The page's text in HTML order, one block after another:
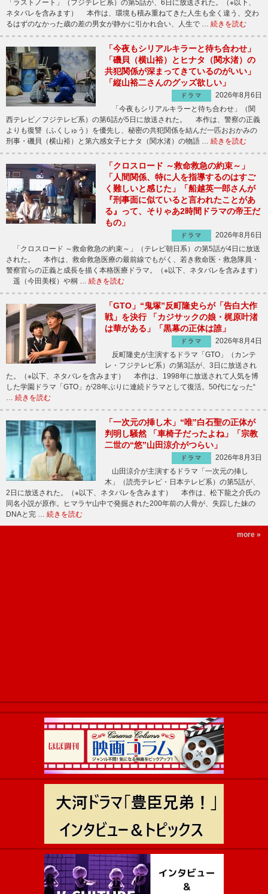
「ラストノート」（フジテレビ系）の第5話が、6日に放送された。（※以下、
ネタバレを含みます） 本作は、環境も積み重ねてきた人生も全く違う、交わ
るはずのなかった歳の差の男女が静かに引かれ合い、人生で … 続きを読む
「今夜もシリアルキラーと待ち合わせ」
「磯貝（横山裕）とヒナタ（関水渚）の
共犯関係が深まってきているのがいい」
「縦山裕二さんのグッズ欲しい」
ドラマ
2026年8月6日
「今夜もシリアルキラーと待ち合わせ」（関
西テレビ／フジテレビ系）の第6話が5日に放送された。 本作は、警察の正義
よりも復讐（ふくしゅう）を優先し、秘密の共犯関係を結んだ一匹おおかみの
刑事・磯貝（横山裕）と第六感女子ヒナタ（関水渚）の物語 … 続きを読む
「クロスロード ～救命救急の約束～」
「人間関係、特に人を指導するのはすご
く難しいと感じた」「船越英一郎さんが
『刑事面に似ていると言われたことがあ
る』って、そりゃあ2時間ドラマの帝王だ
もの」
ドラマ
2026年8月6日
「クロスロード ～救命救急の約束～」（テレビ朝日系）の第5話が4日に放送
された。 本作は、救命救急医療の最前線でもがく、若き救命医・救急隊員・
警察官らの正義と成長を描く本格医療ドラマ。（※以下、ネタバレを含みます）
遥（今田美桜）や桐 … 続きを読む
「GTO」“鬼塚”反町隆史らが「告白大作
戦」を決行 「カジサックの娘・梶原叶渚
は華がある」「黒幕の正体は誰」
ドラマ
2026年8月4日
反町隆史が主演するドラマ「GTO」（カンテ
レ・フジテレビ系）の第3話が、3日に放送され
た。（※以下、ネタバレを含みます） 本作は、1998年に放送されて人気を博
した学園ドラマ「GTO」が28年ぶりに連続ドラマとして復活。50代になった“
… 続きを読む
「一次元の挿し木」“唯”白石聖の正体が
判明し騒然 「車椅子だったよね」「宗教
二世の“悠”山田涼介がつらい」
ドラマ
2026年8月3日
山田涼介が主演するドラマ「一次元の挿し
木」（読売テレビ・日本テレビ系）の第5話が、
2日に放送された。（※以下、ネタバレを含みます） 本作は、松下龍之介氏の
同名小説が原作。ヒマラヤ山中で発掘された200年前の人骨が、失踪した妹の
DNAと完 … 続きを読む
more »